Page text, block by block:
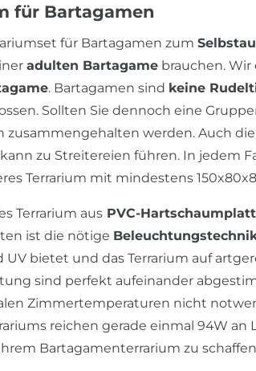
für Bartagamen
für Bartagamen zum
adulten Bartagame brauchen.
. Bartagamen sind keine
Sollten Sie dennoch eine
zusammengehalten werden. Auch
zu Streitereien führen. In jedem
Terrarium mit mindestens
Terrarium aus PVC-
ist die nötige
UV bietet und das Terrarium auf
sind perfekt aufeinander
Zimmertemperaturen nicht
reichen gerade einmal 94W an
Bartagamenterrarium zu